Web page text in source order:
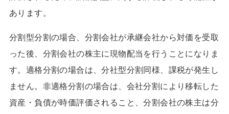
あります。
分割型分割の場合、分割会社が承継会社から対価を受取
った後、分割会社の株主に現物配当を行うことになりま
す。適格分割の場合は、分社型分割同様、課税が発生し
ません。非適格分割の場合は、会社分割により移転した
資産・負債が時価評価されること、分割会社の株主は分